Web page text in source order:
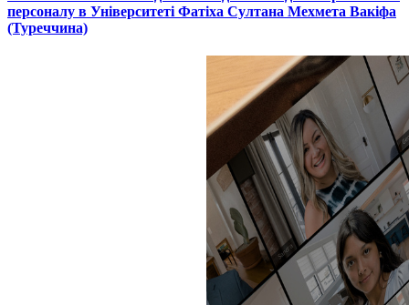
персоналу в Університеті Фатіха Султана Мехмета Вакіфа
(Туреччина)